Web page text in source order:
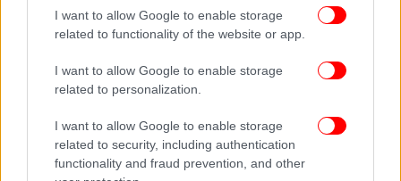
I want to allow Google to enable storage
related to functionality of the website or app.
I want to allow Google to enable storage
related to personalization.
I want to allow Google to enable storage
related to security, including authentication
functionality and fraud prevention, and other